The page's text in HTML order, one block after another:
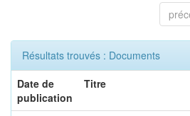
Résultats trouvés : Documents
Date de
publication
Titre